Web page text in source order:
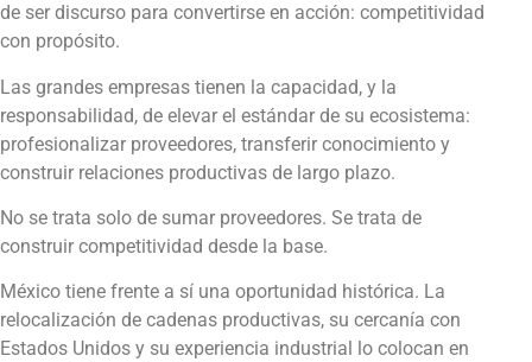
de ser discurso para convertirse en acción: competitividad
con propósito.
Las grandes empresas tienen la capacidad, y la
responsabilidad, de elevar el estándar de su ecosistema:
profesionalizar proveedores, transferir conocimiento y
construir relaciones productivas de largo plazo.
No se trata solo de sumar proveedores. Se trata de
construir competitividad desde la base.
México tiene frente a sí una oportunidad histórica. La
relocalización de cadenas productivas, su cercanía con
Estados Unidos y su experiencia industrial lo colocan en